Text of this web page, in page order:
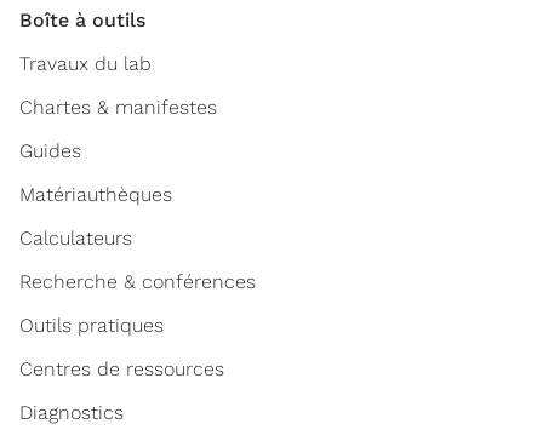
Boîte à outils
Travaux du lab
Chartes & manifestes
Guides
Matériauthèques
Calculateurs
Recherche & conférences
Outils pratiques
Centres de ressources
Diagnostics